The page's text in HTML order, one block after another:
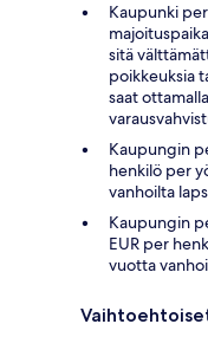
Kaupunki
sitä
poikkeuksia
saat
Kaupungin
henkilö per
vanhoilta
Kaupungin
EUR per
vuotta